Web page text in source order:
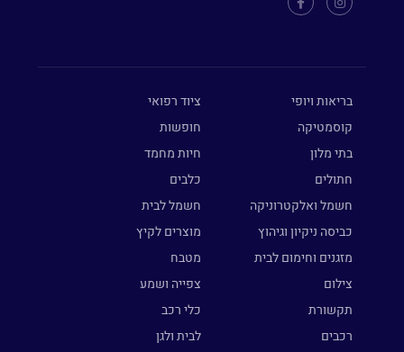
בריאות ויופי
ציוד רפואי
קוסמטיקה
חופשות
בתי מלון
חיות מחמד
חתולים
כלבים
חשמל ואלקטרוניקה
חשמל לבית
כביסה ניקיון וגיהוץ
מוצרים לקיץ
מזגנים וחימום לבית
מטבח
צילום
צפייה ושמע
תקשורת
כלי רכב
רכבים
לבית ולגן